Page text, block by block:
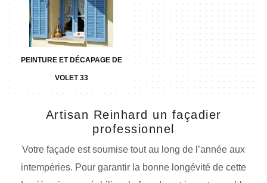
PEINTURE ET DÉCAPAGE DE
VOLET 33
Artisan Reinhard un façadier
professionnel
Votre façade est soumise tout au long de l’année aux
intempéries. Pour garantir la bonne longévité de cette